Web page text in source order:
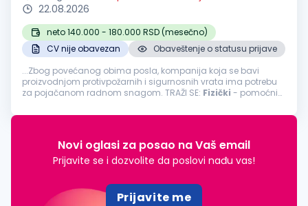
22.08.2026
neto 140.000 - 180.000 RSD (mesečno)
CV nije obavezan
Obaveštenje o statusu prijave
...Zbog povećanog obima posla, kompanija koja se bavi
proizvodnjom protivpožarnih i sigurnosnih vrata ima potrebu
za pojačanom radnom snagom. TRAŽI SE: Fizički - pomoćni
Opis posla: Utovar...
Novi oglasi za posao na Vaš email
Prijavite se i dozvolite da poslovi nađu vas!
Prijavite me